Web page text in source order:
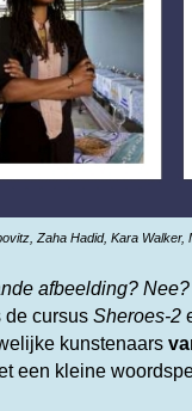
Zaha Hadid, Kara
afbeelding?Nee?
de cursusSheroes-2
kunstenaars
een kleine